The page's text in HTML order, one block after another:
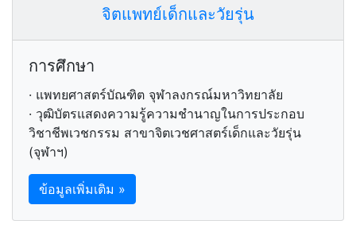
จิตแพทย์เด็กและวัยรุ่น
การศึกษา
· แพทยศาสตร์บัณฑิต จุฬาลงกรณ์มหาวิทยาลัย
· วุฒิบัตรแสดงความรู้ความชำนาญในการประกอบ
วิชาชีพเวชกรรม สาขาจิตเวชศาสตร์เด็กและวัยรุ่น
(จุฬาฯ)
ข้อมูลเพิ่มเติม »